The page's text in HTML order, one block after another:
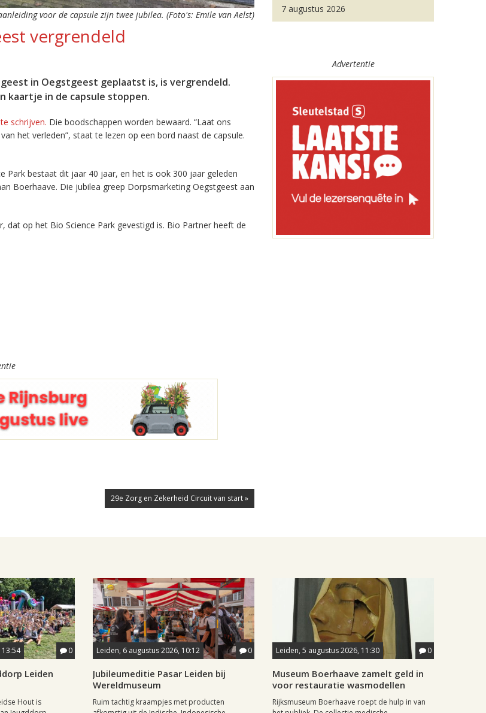
voor de capsule zijn twee jubilea. (Foto's: Emile van Aelst)
vergrendeld
in Oegstgeest geplaatst is, is vergrendeld.
kaartje in de capsule stoppen.
schrijven. Die boodschappen worden bewaard. “Laat ons
het verleden”, staat te lezen op een bord naast de capsule.
Park bestaat dit jaar 40 jaar, en het is ook 300 jaar geleden
Boerhaave. Die jubilea greep Dorpsmarketing Oegstgeest aan
op het Bio Science Park gevestigd is. Bio Partner heeft de
29e Zorg en Zekerheid Circuit van start »
7 augustus 2026
Advertentie
13:54 0
Leiden
Hout is
Leiden, 6 augustus 2026, 10:12 0
Jubileumeditie Pasar Leiden bij
Wereldmuseum
Ruim tachtig kraampjes met producten
Leiden, 5 augustus 2026, 11:30 0
Museum Boerhaave zamelt geld in
voor restauratie wasmodellen
Rijksmuseum Boerhaave roept de hulp in van